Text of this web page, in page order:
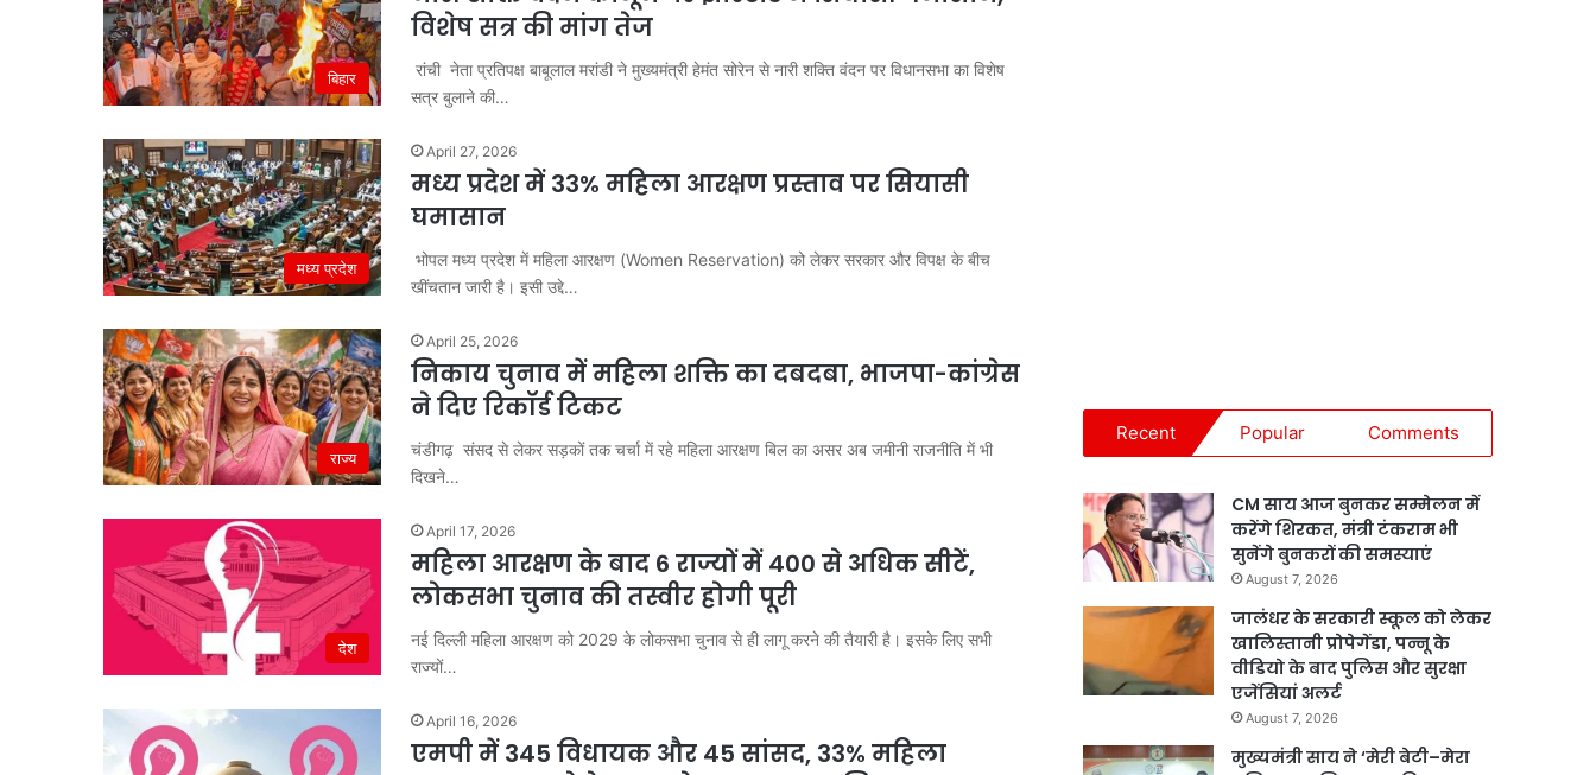
बिहार
विशेष सत्र की मांग तेज
रांची नेता प्रतिपक्ष बाबूलाल मरांडी ने मुख्यमंत्री हेमंत सोरेन से नारी शक्ति वंदन पर विधानसभा का विशेष
सत्र बुलाने की…
मध्य प्रदेश
April 27, 2026
मध्य प्रदेश में 33% महिला आरक्षण प्रस्ताव पर सियासी
घमासान
भोपल मध्य प्रदेश में महिला आरक्षण (Women Reservation) को लेकर सरकार और विपक्ष के बीच
खींचतान जारी है। इसी उद्दे…
राज्य
April 25, 2026
निकाय चुनाव में महिला शक्ति का दबदबा, भाजपा-कांग्रेस
ने दिए रिकॉर्ड टिकट
चंडीगढ़ संसद से लेकर सड़कों तक चर्चा में रहे महिला आरक्षण बिल का असर अब जमीनी राजनीति में भी
दिखने…
देश
April 17, 2026
महिला आरक्षण के बाद 6 राज्यों में 400 से अधिक सीटें,
लोकसभा चुनाव की तस्वीर होगी पूरी
नई दिल्ली महिला आरक्षण को 2029 के लोकसभा चुनाव से ही लागू करने की तैयारी है। इसके लिए सभी
राज्यों…
April 16, 2026
एमपी में 345 विधायक और 45 सांसद, 33% महिला
Recent Popular Comments
CM साय आज बुनकर सम्मेलन में
करेंगे शिरकत, मंत्री टंकराम भी
सुनेंगे बुनकरों की समस्याएं
August 7, 2026
जालंधर के सरकारी स्कूल को लेकर
खालिस्तानी प्रोपेगेंडा, पन्नू के
वीडियो के बाद पुलिस और सुरक्षा
एजेंसियां अलर्ट
August 7, 2026
मुख्यमंत्री साय ने ‘मेरी बेटी–मेरा